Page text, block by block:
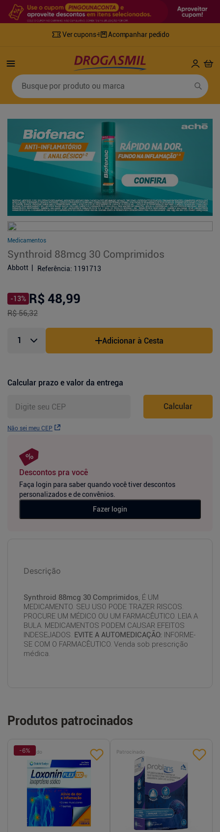
Ver cupons Acompanhar pedido
Busque por produto ou marca
Medicamentos
Synthroid 88mcg 30 Comprimidos
Abbott Referência: 1191713
-13% R$ 48,99
R$ 56,32
Adicionar à Cesta
Calcular prazo e valor da entrega
Não sei meu CEP
Calcular
Descontos pra você
Faça login para saber quando você tiver descontos
personalizados e de convênios.
Fazer login
Descrição
Synthroid 88mcg 30 Comprimidos, É UM
MEDICAMENTO. SEU USO PODE TRAZER RISCOS.
PROCURE UM MÉDICO OU UM FARMACÊUTICO. LEIA A
BULA. MEDICAMENTOS PODEM CAUSAR EFEITOS
INDESEJADOS. EVITE A AUTOMEDICAÇÃO: INFORME-
SE COM O FARMACÊUTICO. Venda sob prescrição
médica.
Produtos patrocinados
Patrocinado
-6% Patrocinado
Termos mais buscados
3º
retinol
4º
fralda geriatrica
desodorante
9º
fralda xg
10º shampoo